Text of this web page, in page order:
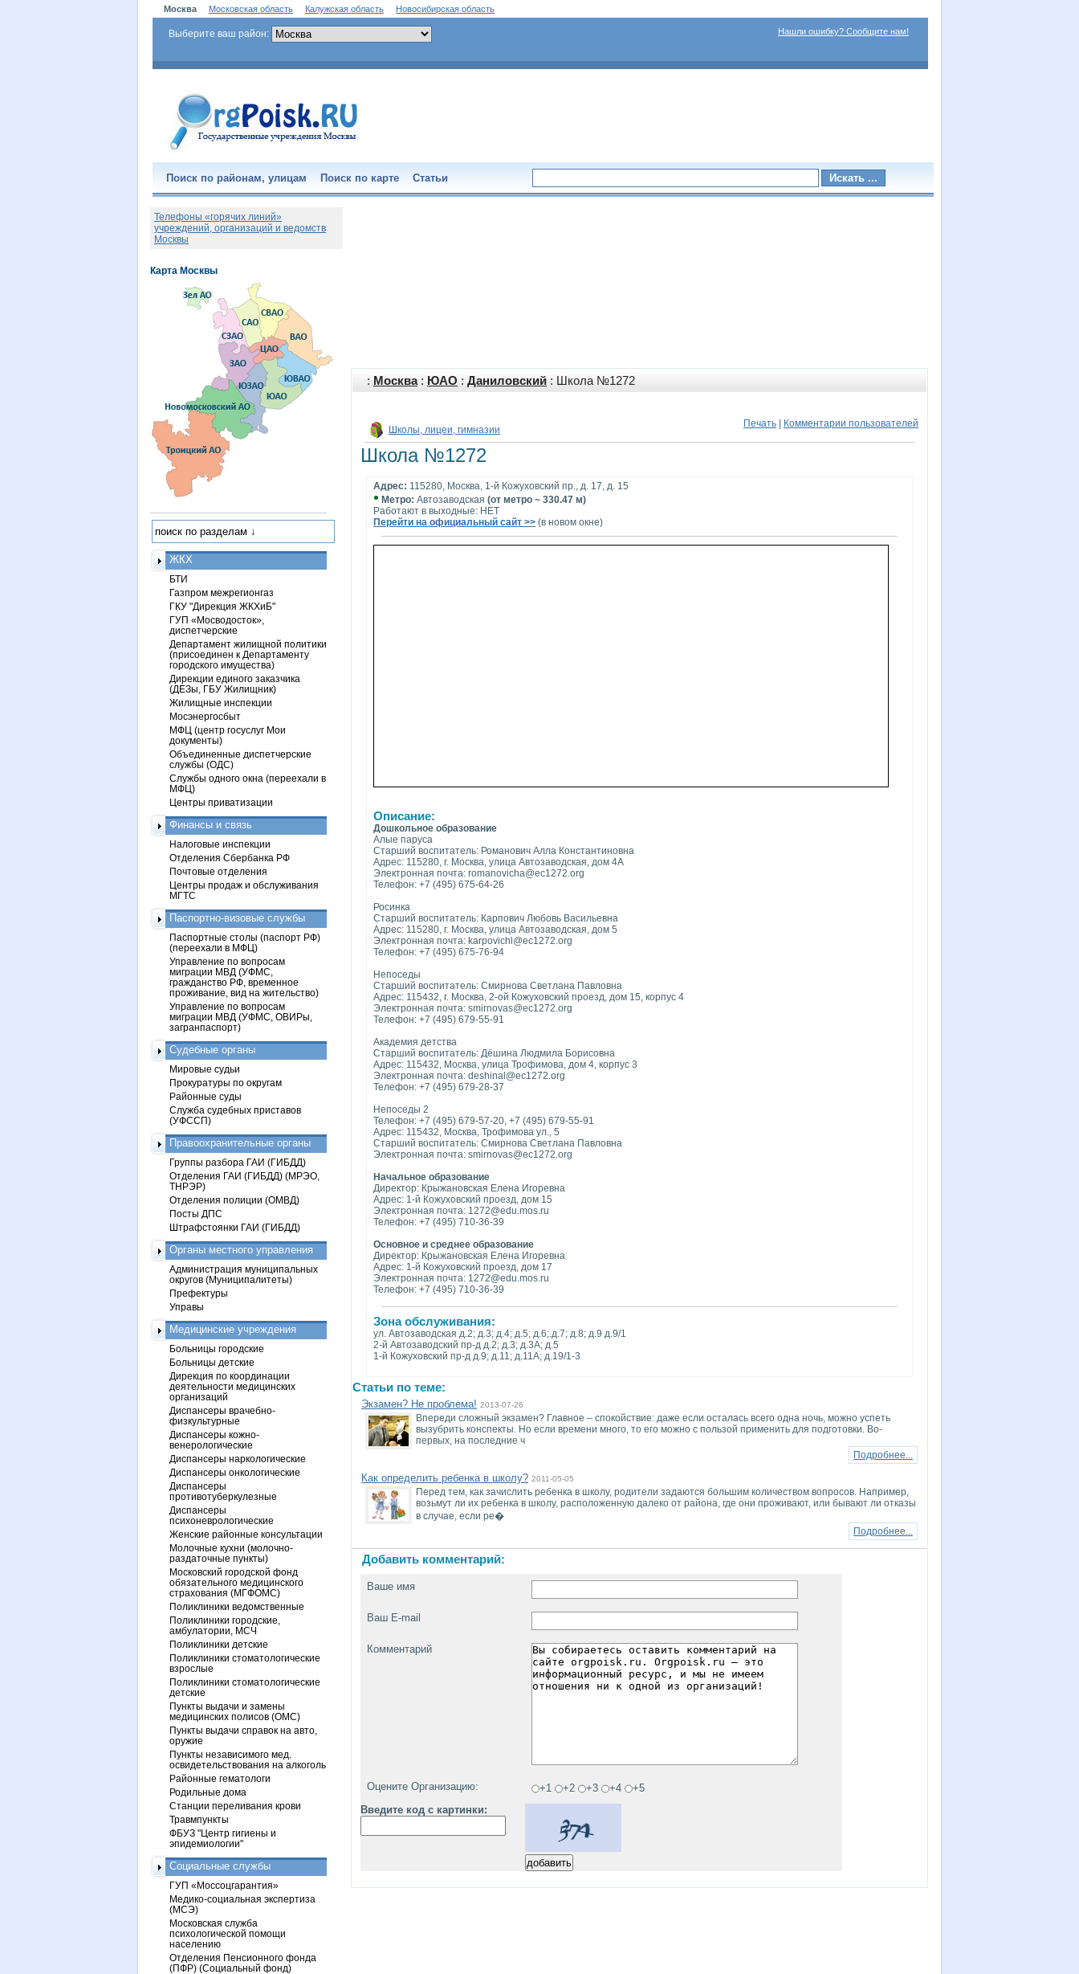
Москва Московская область Калужская область Новосибирская область
Выберите ваш район: Нашли ошибку? Сообщите нам!
Поиск по районам, улицам Поиск по карте Статьи
: Москва: ЮАО : Даниловский : Школа №1272
Печать Комментарии пользователей
Школы, лицеи, гимназии
Школа №1272
Адрес: 115280, Москва, 1-й Кожуховский пр., д. 17, д. 15
• Метро: Автозаводская (от метро ~ 330.47 м)
Работают в выходные: НЕТ
Перейти на официальный сайт >> (в новом окне)
Описание:
Дошкольное образование
Алые паруса
Старший воспитатель: Романович Алла Константиновна
Адрес: 115280, г. Москва, улица Автозаводская, дом 4А
Электронная почта: romanovicha@ec1272.org
Телефон: +7 (495) 675-64-26
Росинка
Старший воспитатель: Карпович Любовь Васильевна
Адрес: 115280, г. Москва, улица Автозаводская, дом 5
Электронная почта: karpovichl@ec1272.org
Телефон: +7 (495) 675-76-94
Непоседы
Старший воспитатель: Смирнова Светлана Павловна
Адрес: 115432, г. Москва, 2-ой Кожуховский проезд, дом 15, корпус 4
Электронная почта: smirnovas@ec1272.org
Телефон: +7 (495) 679-55-91
Академия детства
Старший воспитатель: Дёшина Людмила Борисовна
Адрес: 115432, Москва, улица Трофимова, дом 4, корпус 3
Электронная почта: deshinal@ec1272.org
Телефон: +7 (495) 679-28-37
Непоседы 2
Телефон: +7 (495) 679-57-20, +7 (495) 679-55-91
Адрес: 115432, Москва, Трофимова ул., 5
Старший воспитатель: Смирнова Светлана Павловна
Электронная почта: smirnovas@ec1272.org
Начальное образование
Директор: Крыжановская Елена Игоревна
Адрес: 1-й Кожуховский проезд, дом 15
Электронная почта: 1272@edu.mos.ru
Телефон: +7 (495) 710-36-39
Основное и среднее образование
Директор: Крыжановская Елена Игоревна
Адрес: 1-й Кожуховский проезд, дом 17
Электронная почта: 1272@edu.mos.ru
Телефон: +7 (495) 710-36-39
Зона обслуживания:
ул. Автозаводская д.2; д.3; д.4; д.5; д.6;.д.7; д.8; д.9 д.9/1
2-й Автозаводский пр-д д.2; д.3; д.3А; д.5
1-й Кожуховский пр-д д.9; д.11; д.11А; д.19/1-3
Статьи по теме:
Экзамен? Не проблема! 2013-07-26
Впереди сложный экзамен? Главное – спокойствие: даже если осталась всего одна ночь, можно успеть
вызубрить конспекты. Но если времени много, то его можно с пользой применить для подготовки. Во-
первых, на последние ч
Подробнее...
Как определить ребенка в школу? 2011-05-05
Перед тем, как зачислить ребенка в школу, родители задаются большим количеством вопросов. Например,
возьмут ли их ребенка в школу, расположенную далеко от района, где они проживают, или бывают ли отказы
в случае, если ре�
Подробнее...
Добавить комментарий:
Ваше имя
Ваш E-mail
Комментарий
Оцените Организацию: +1 +2 +3 +4
+5
Введите код с картинки:
Телефоны «горячих линий»
учреждений, организаций и ведомств
Москвы
ЖКХ
БТИ
Газпром межрегионгаз
ГКУ "Дирекция ЖКХиБ"
ГУП «Мосводосток»,
диспетчерские
Департамент жилищной политики
(присоединен к Департаменту
городского имущества)
Дирекции единого заказчика
(ДЕЗы, ГБУ Жилищник)
Жилищные инспекции
Мосэнергосбыт
МФЦ (центр госуслуг Мои
документы)
Объединенные диспетчерские
службы (ОДС)
Службы одного окна (переехали в
МФЦ)
Центры приватизации
Финансы и связь
Налоговые инспекции
Отделения Сбербанка РФ
Почтовые отделения
Центры продаж и обслуживания
МГТС
Паспортно-визовые службы
Паспортные столы (паспорт РФ)
(переехали в МФЦ)
Управление по вопросам
миграции МВД (УФМС,
гражданство РФ, временное
проживание, вид на жительство)
Управление по вопросам
миграции МВД (УФМС, ОВИРы,
загранпаспорт)
Судебные органы
Мировые судьи
Прокуратуры по округам
Районные суды
Служба судебных приставов
(УФССП)
Правоохранительные органы
Группы разбора ГАИ (ГИБДД)
Отделения ГАИ (ГИБДД) (МРЭО,
ТНРЭР)
Отделения полиции (ОМВД)
Посты ДПС
Штрафстоянки ГАИ (ГИБДД)
Органы местного управления
Администрация муниципальных
округов (Муниципалитеты)
Префектуры
Управы
Медицинские учреждения
Больницы городские
Больницы детские
Дирекция по координации
деятельности медицинских
организаций
Диспансеры врачебно-
физкультурные
Диспансеры кожно-
венерологические
Диспансеры наркологические
Диспансеры онкологические
Диспансеры
противотуберкулезные
Диспансеры
психоневрологические
Женские районные консультации
Молочные кухни (молочно-
раздаточные пункты)
Московский городской фонд
обязательного медицинского
страхования (МГФОМС)
Поликлиники ведомственные
Поликлиники городские,
амбулатории, МСЧ
Поликлиники детские
Поликлиники стоматологические
взрослые
Поликлиники стоматологические
детские
Пункты выдачи и замены
медицинских полисов (ОМС)
Пункты выдачи справок на авто,
оружие
Пункты независимого мед.
освидетельствования на алкоголь
Районные гематологи
Родильные дома
Станции переливания крови
Травмпункты
ФБУЗ "Центр гигиены и
эпидемиологии"
Социальные службы
ГУП «Моссоцгарантия»
Медико-социальная экспертиза
(МСЭ)
Московская служба
психологической помощи
населению
Отделения Пенсионного фонда
(ПФР) (Социальный фонд)